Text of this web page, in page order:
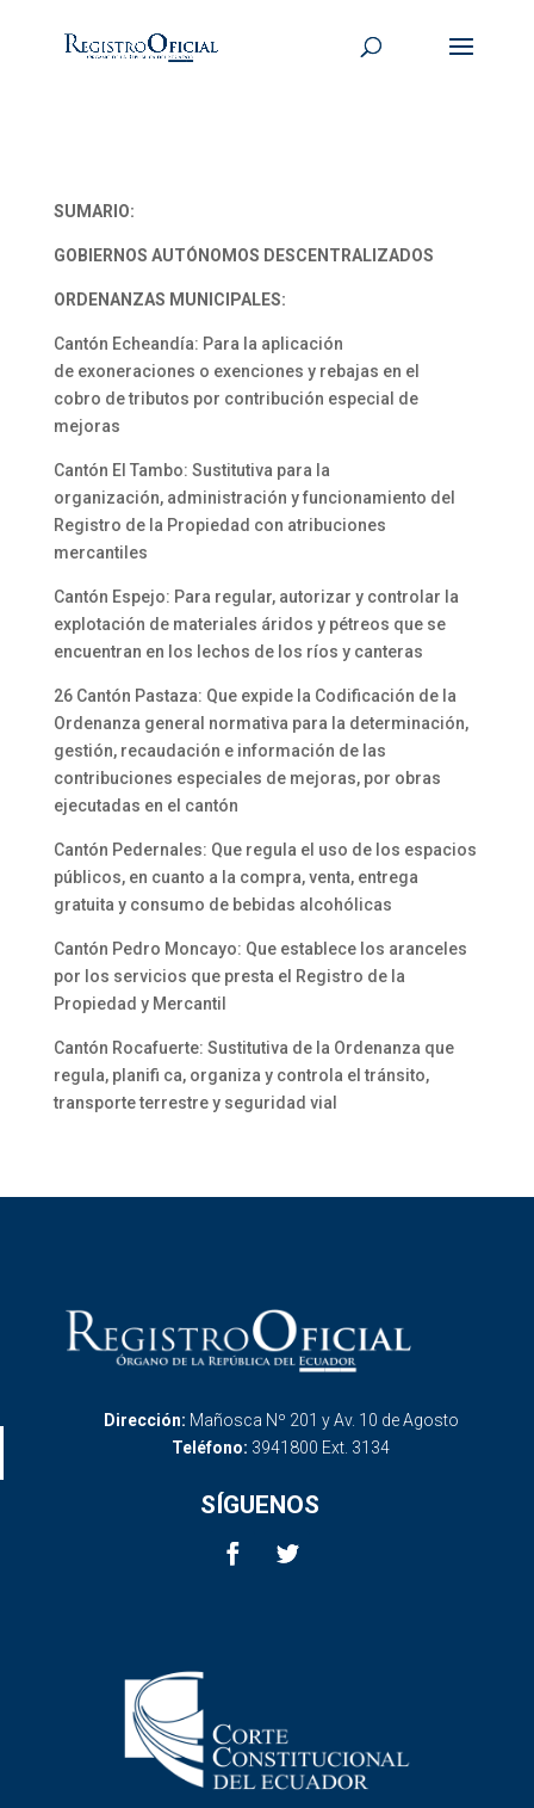
SUMARIO:
GOBIERNOS AUTÓNOMOS DESCENTRALIZADOS
ORDENANZAS MUNICIPALES:
Cantón Echeandía: Para la aplicación
de exoneraciones o exenciones y rebajas en el
cobro de tributos por contribución especial de
mejoras
Cantón El Tambo: Sustitutiva para la
organización, administración y funcionamiento del
Registro de la Propiedad con atribuciones
mercantiles
Cantón Espejo: Para regular, autorizar y controlar la
explotación de materiales áridos y pétreos que se
encuentran en los lechos de los ríos y canteras
26 Cantón Pastaza: Que expide la Codificación de la
Ordenanza general normativa para la determinación,
gestión, recaudación e información de las
contribuciones especiales de mejoras, por obras
ejecutadas en el cantón
Cantón Pedernales: Que regula el uso de los espacios
públicos, en cuanto a la compra, venta, entrega
gratuita y consumo de bebidas alcohólicas
Cantón Pedro Moncayo: Que establece los aranceles
por los servicios que presta el Registro de la
Propiedad y Mercantil
Cantón Rocafuerte: Sustitutiva de la Ordenanza que
regula, planifi ca, organiza y controla el tránsito,
transporte terrestre y seguridad vial
Dirección: Mañosca Nº 201 y Av. 10 de Agosto
Teléfono: 3941800 Ext. 3134
SÍGUENOS